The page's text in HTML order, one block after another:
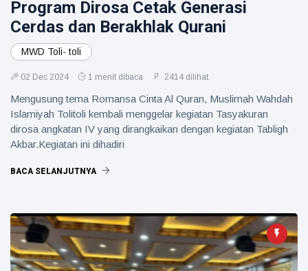
Program Dirosa Cetak Generasi
Cerdas dan Berakhlak Qurani
MWD Toli- toli
02 Dec 2024 1 menit dibaca 2414 dilihat
Mengusung tema Romansa Cinta Al Quran, Muslimah Wahdah
Islamiyah Tolitoli kembali menggelar kegiatan Tasyakuran
dirosa angkatan IV yang dirangkaikan dengan kegiatan Tabligh
Akbar.Kegiatan ini dihadiri
BACA SELANJUTNYA